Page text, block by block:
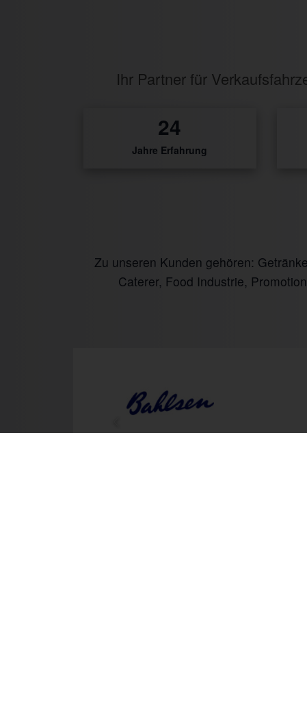
Ihr Partner für
31
Jahre Erfahrung
Zu unseren Kunden gehören:
Caterer, Food Industrie,